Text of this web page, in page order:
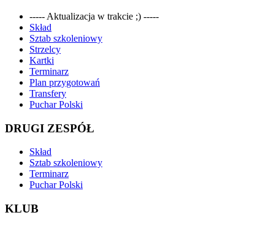
----- Aktualizacja w trakcie ;) -----
Skład
Sztab szkoleniowy
Strzelcy
Kartki
Terminarz
Plan przygotowań
Transfery
Puchar Polski
DRUGI ZESPÓŁ
Skład
Sztab szkoleniowy
Terminarz
Puchar Polski
KLUB